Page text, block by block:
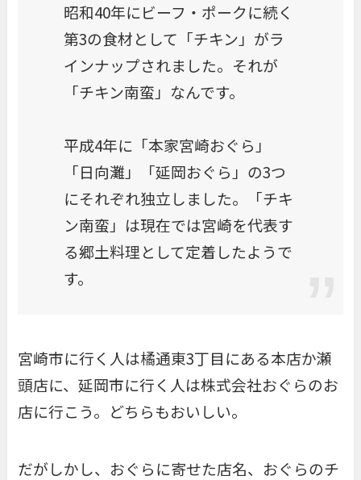
昭和40年にビーフ・ポークに続く
第3の食材として「チキン」がラ
インナップされました。それが
「チキン南蛮」なんです。
平成4年に「本家宮崎おぐら」
「日向灘」「延岡おぐら」の3つ
にそれぞれ独立しました。「チキ
ン南蛮」は現在では宮崎を代表す
る郷土料理として定着したようで
す。
宮崎市に行く人は橘通東3丁目にある本店か瀬
頭店に、延岡市に行く人は株式会社おぐらのお
店に行こう。どちらもおいしい。
だがしかし、おぐらに寄せた店名、おぐらのチ